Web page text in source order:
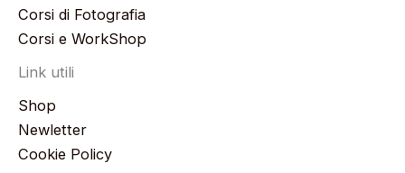
Corsi di Fotografia
Corsi e WorkShop
Link utili
Shop
Newletter
Cookie Policy